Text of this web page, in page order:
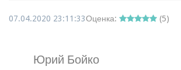
07.04.2020 23:11:33Оценка: (5)
Юрий Бойко